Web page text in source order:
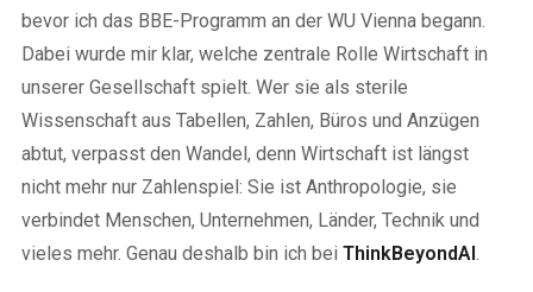
bevor ich das BBE-Programm an der WU Vienna begann.
Dabei wurde mir klar, welche zentrale Rolle Wirtschaft in
unserer Gesellschaft spielt. Wer sie als sterile
Wissenschaft aus Tabellen, Zahlen, Büros und Anzügen
abtut, verpasst den Wandel, denn Wirtschaft ist längst
nicht mehr nur Zahlenspiel: Sie ist Anthropologie, sie
verbindet Menschen, Unternehmen, Länder, Technik und
vieles mehr. Genau deshalb bin ich bei ThinkBeyondAI.